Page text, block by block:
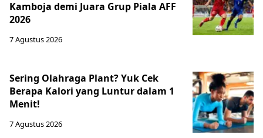
Kamboja demi Juara Grup Piala AFF
2026
7 Agustus 2026
Sering Olahraga Plant? Yuk Cek
Berapa Kalori yang Luntur dalam 1
Menit!
7 Agustus 2026